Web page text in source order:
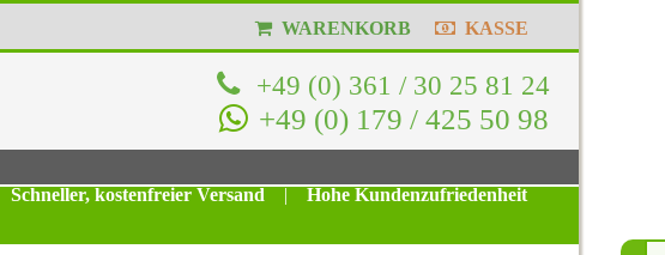
WARENKORB KASSE
+49 (0) 361 / 30 25 81 24
+49 (0) 179 / 425 50 98
Schneller, kostenfreier Versand |
Hohe Kundenzufriedenheit